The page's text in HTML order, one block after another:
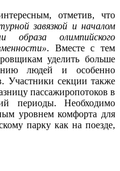
отметив, что
завязкой и началом
олимпийского
. Вместе с тем
уделить больше
людей и особенно
Участники секции также
пассажиропотоков в
периоды. Необходимо
уровнем комфорта для
парку как на поезде,